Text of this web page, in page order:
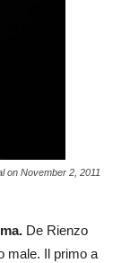
on November 2, 2011
De Rienzo
male. Il primo a